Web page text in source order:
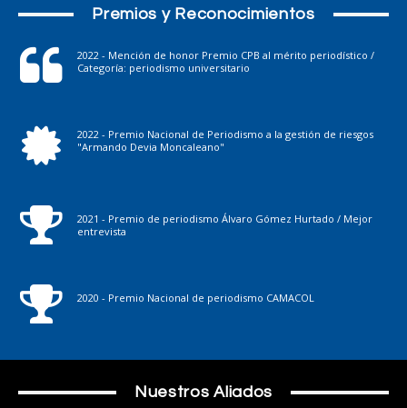
Premios y Reconocimientos
2022 - Mención de honor Premio CPB al mérito periodístico /
Categoría: periodismo universitario
2022 - Premio Nacional de Periodismo a la gestión de riesgos
"Armando Devia Moncaleano"
2021 - Premio de periodismo Álvaro Gómez Hurtado / Mejor
entrevista
2020 - Premio Nacional de periodismo CAMACOL
Nuestros Aliados